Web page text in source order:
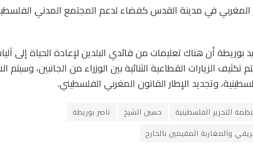
المغربي في مدينة القدس كفضاء لدعم المجتمع المدني
بوريطة أن هناك تعليمات من قائدي البلدين لإعادة الحياة إلى
تكثيف الزيارات القطاعية الثنائية بين الوزراء من الجانبين،
وتجديد الإطار القانون المغربي الفلسطيني.
التحرير الفلسطينية حسين الشيخ
ناصر بوريطة
والمغاربة المقيمين بالخارج